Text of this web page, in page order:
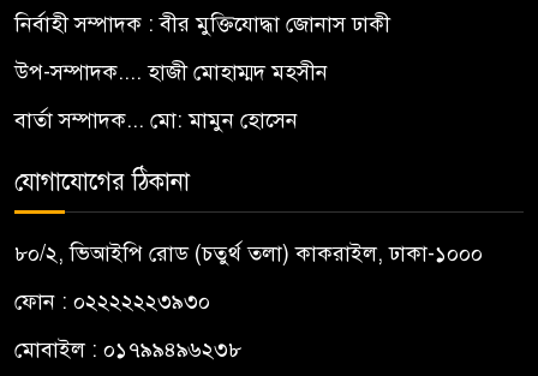
নির্বাহী সম্পাদক : বীর মুক্তিযোদ্ধা জোনাস ঢাকী
উপ-সম্পাদক.... হাজী মোহাম্মদ মহসীন
বার্তা সম্পাদক... মো: মামুন হোসেন
যোগাযোগের ঠিকানা
৮০/২, ভিআইপি রোড (চতুর্থ তলা) কাকরাইল, ঢাকা-১০০০
ফোন : ০২২২২২২৩৯৩০
মোবাইল : ০১৭৯৯৪৯৬২৩৮